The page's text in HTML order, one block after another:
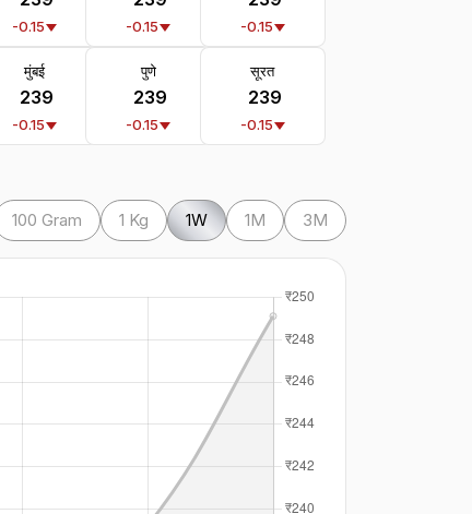
-0.15 -0.15 -0.15
मुंबई
₹ 239
-0.15
पुणे
₹ 239
-0.15
सूरत
₹ 239
-0.15
100 Gram 1 Kg 1W 1M 3M